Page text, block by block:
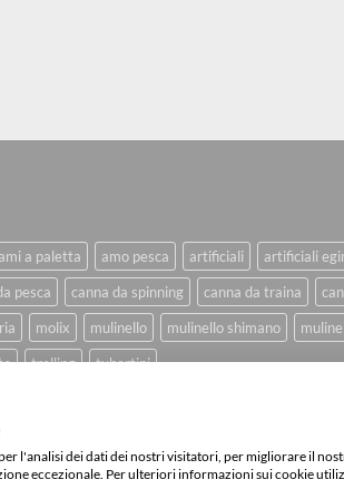
ami a paletta amo pesca artificiali artificiali
pesca
canna da spinning canna da traina
molix mulinello mulinello shimano
trolling tubertini
BLOG FAQ CONTATTI
2026 ©IlMaestralePesca.it
l'analisi dei dati dei nostri visitatori, per migliorare il
eccezionale. Per ulteriori informazioni sui cookie